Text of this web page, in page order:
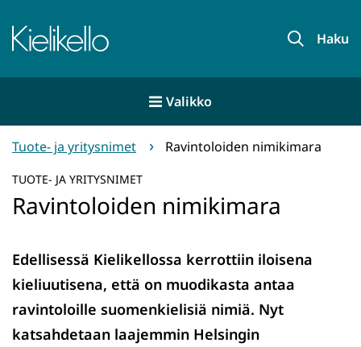
sisältöön
Etusivu Haku
Valikko
Tuote- ja yritysnimet Ravintoloiden nimikimara
TUOTE- JA YRITYSNIMET
Ravintoloiden nimikimara
Edellisessä Kielikellossa kerrottiin iloisena
kieliuutisena, että on muodikasta antaa
ravintoloille suomenkielisiä nimiä. Nyt
katsahdetaan laajemmin Helsingin